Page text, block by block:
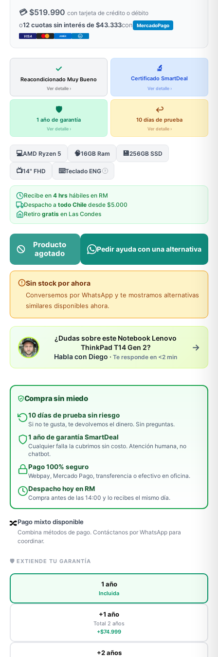
💳 $519.990 con tarjeta de crédito o débito
o12 cuotas sin interés de $43.333con MercadoPago
VISA AMEX DC
✓
Reacondicionado Muy Bueno
Ver detalle ›
🔬
Certificado SmartDeal
Ver detalle ›
🛡️
1 año de garantía
Ver detalle ›
↩️
10 días de prueba
Ver detalle ›
💻AMD Ryzen 5 🧠16GB Ram 💾256GB SSD
📺14" FHD ⌨️Teclado ENG ?
Recibe en 4 hrs hábiles en RM
Despacho a todo Chile desde $5.000
Retiro gratis en Las Condes
Producto
agotado
Pedir ayuda con una alternativa
Sin stock por ahora
Conversemos por WhatsApp y te mostramos alternativas
similares disponibles ahora.
¿Dudas sobre este Notebook Lenovo
ThinkPad T14 Gen 2?
Habla con Diego · Te responde en <2 min
→
Compra sin miedo
10 días de prueba sin riesgo
Si no te gusta, te devolvemos el dinero. Sin preguntas.
1 año de garantía SmartDeal
Cualquier falla la cubrimos sin costo. Atención humana, no
chatbot.
Pago 100% seguro
Webpay, Mercado Pago, transferencia o efectivo en oficina.
Despacho hoy en RM
Compra antes de las 14:00 y lo recibes el mismo día.
🔀Pago mixto disponible
Combina métodos de pago. Contáctanos por WhatsApp para
coordinar.
🛡️ EXTIENDE TU GARANTÍA
1 año
Incluida
+1 año
Total 2 años
+$74.999
+2 años